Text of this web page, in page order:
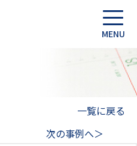
一覧に戻る
次の事例へ＞